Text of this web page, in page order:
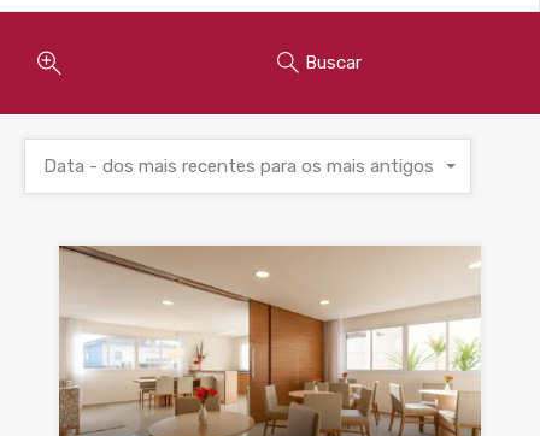
Buscar
Data - dos mais recentes para os mais antigos